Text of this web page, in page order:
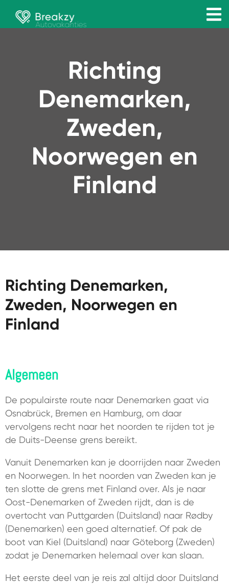
Richting
Denemarken,
Zweden,
Noorwegen en
Finland
Richting Denemarken,
Zweden, Noorwegen en
Finland
Algemeen
De populairste route naar Denemarken gaat via
Osnabrück, Bremen en Hamburg, om daar
vervolgens recht naar het noorden te rijden tot je
de Duits-Deense grens bereikt.
Vanuit Denemarken kan je doorrijden naar Zweden
en Noorwegen. In het noorden van Zweden kan je
ten slotte de grens met Finland over. Als je naar
Oost-Denemarken of Zweden rijdt, dan is de
overtocht van Puttgarden (Duitsland) naar Rødby
(Denemarken) een goed alternatief. Of pak de
boot van Kiel (Duitsland) naar Göteborg (Zweden)
zodat je Denemarken helemaal over kan slaan.
Het eerste deel van je reis zal altijd door Duitsland